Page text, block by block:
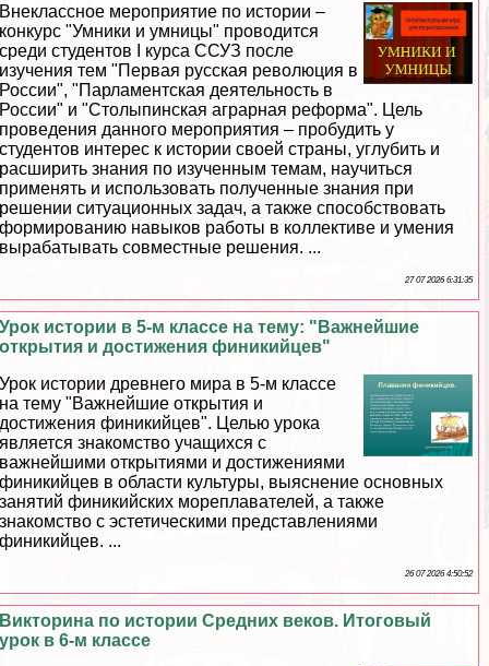
Внеклассное мероприятие по истории –
конкурс "Умники и умницы" проводится
среди студентов I курса ССУЗ после
изучения тем "Первая русская революция в
России", "Парламентская деятельность в
России" и "Столыпинская аграрная реформа". Цель
проведения данного мероприятия – пробудить у
студентов интерес к истории своей страны, углубить и
расширить знания по изученным темам, научиться
применять и использовать полученные знания при
решении ситуационных задач, а также способствовать
формированию навыков работы в коллективе и умения
выpaбатывать совместные решения. ...
27 07 2026 6:31:35
Урок истории в 5-м классе на тему: "Важнейшие
открытия и достижения финикийцев"
Урок истории древнего мира в 5-м классе
на тему "Важнейшие открытия и
достижения финикийцев". Целью урока
является знакомство учащихся с
важнейшими открытиями и достижениями
финикийцев в области культуры, выяснение основных
занятий финикийских мореплавателей, а также
знакомство с эстетическими представлениями
финикийцев. ...
26 07 2026 4:50:52
Викторина по истории Средних веков. Итоговый
урок в 6-м классе